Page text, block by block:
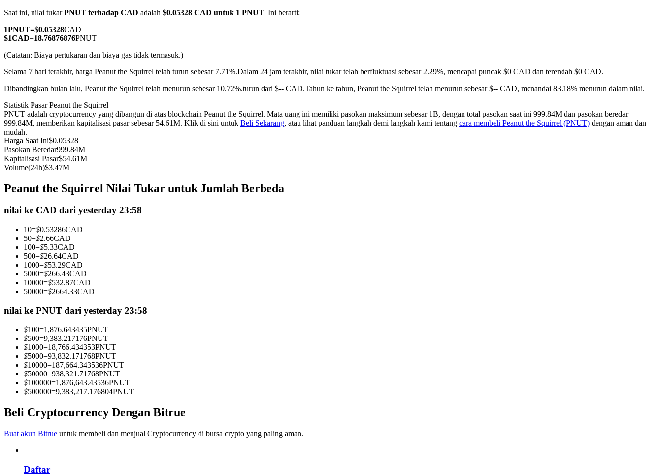
Mata Uang Kripto Berjangka
USDC Berjangka
Kontrak berjangka menggunakan USDC sebagai jaminannya
Copy Trading
Nikmati pembagian keuntungan dan komisi copy trading
Saat ini, nilai tukarPNUT terhadap CAD adalah $0.05328 CAD untuk 1 PNUT. Ini berarti:
1PNUT=$0.05328CAD
$1CAD=18.76876876PNUT
(Catatan: Biaya pertukaran dan biaya gas tidak termasuk.)
Selama 7 hari terakhir, harga Peanut the Squirrel telah turun sebesar 7.71%.Dalam 24 jam terakhir, nilai tukar telah berfluktuasi sebesar 2.29%, mencapai puncak $0 CAD dan terendah $0 CAD.
Dibandingkan bulan lalu, Peanut the Squirrel telah menurun sebesar 10.72%.turun dari $-- CAD.Tahun ke tahun, Peanut the Squirrel telah menurun sebesar $-- CAD, menandai 83.18% menurun dalam nilai.
Statistik Pasar Peanut the Squirrel
PNUT adalah cryptocurrency yang dibangun di atas blockchain Peanut the Squirrel. Mata uang ini memiliki pasokan maksimum sebesar 1B, dengan total pasokan saat ini 999.84M dan pasokan beredar
999.84M, memberikan kapitalisasi pasar sebesar 54.61M. Klik di sini untuk Beli Sekarang, atau lihat panduan langkah demi langkah kami tentang cara membeli Peanut the Squirrel (PNUT) dengan aman dan
mudah.
Harga Saat Ini$0.05328
Pasokan Beredar999.84M
Kapitalisasi Pasar$54.61M
Volume(24h)$3.47M
Peanut the Squirrel Nilai Tukar untuk Jumlah Berbeda
nilai ke CAD dari yesterday 23:58
10=$0.53286CAD
50=$2.66CAD
100=$5.33CAD
500=$26.64CAD
1000=$53.29CAD
5000=$266.43CAD
10000=$532.87CAD
50000=$2664.33CAD
nilai ke PNUT dari yesterday 23:58
$100=1,876.643435PNUT
$500=9,383.217176PNUT
$1000=18,766.434353PNUT
$5000=93,832.171768PNUT
$10000=187,664.343536PNUT
$50000=938,321.71768PNUT
$100000=1,876,643.43536PNUT
$500000=9,383,217.176804PNUT
Beli Cryptocurrency Dengan Bitrue
Buat akun Bitrue untuk membeli dan menjual Cryptocurrency di bursa crypto yang paling aman.
Daftar